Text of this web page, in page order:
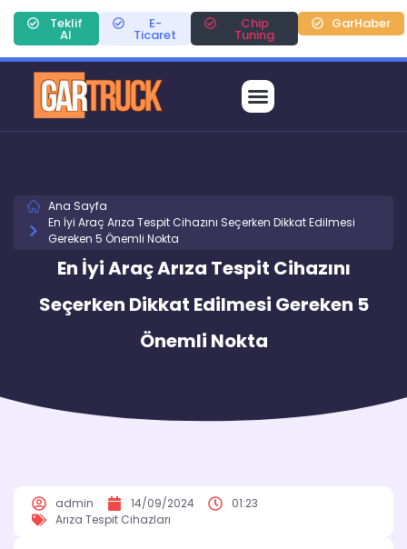
Teklif
Al
E-
Ticaret
Chip
Tuning
GarHaber
Ana Sayfa
En İyi Araç Arıza Tespit Cihazını Seçerken Dikkat Edilmesi
Gereken 5 Önemli Nokta
En İyi Araç Arıza Tespit Cihazını
Seçerken Dikkat Edilmesi Gereken 5
Önemli Nokta
admin 14/09/2024
01:23
Arıza Tespit Cihazları